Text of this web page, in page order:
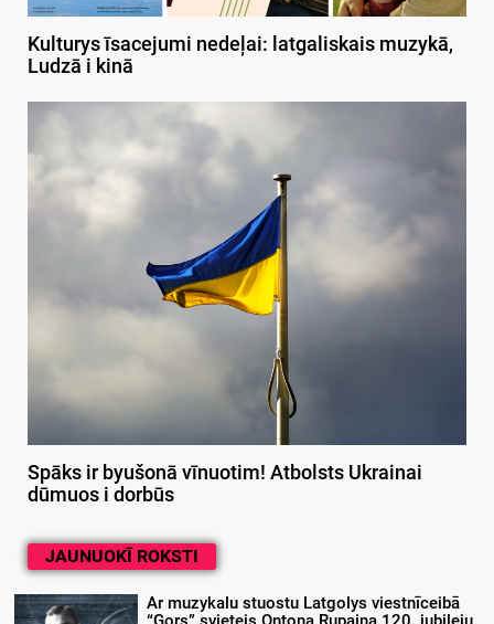
Kulturys īsacejumi nedeļai: latgaliskais muzykā,
Ludzā i kinā
Spāks ir byušonā vīnuotim! Atbolsts Ukrainai
dūmuos i dorbūs
JAUNUOKĪ ROKSTI
Ar muzykalu stuostu Latgolys viestnīceibā